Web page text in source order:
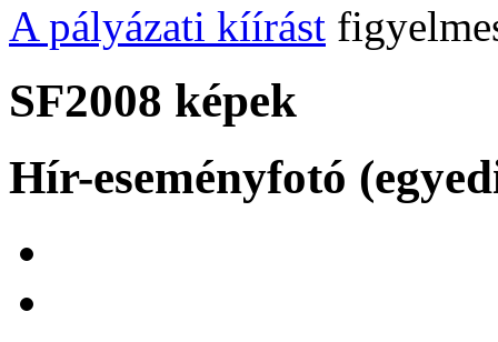
A pályázati kíírást
SF2008 képek
Hír-eseményfotó